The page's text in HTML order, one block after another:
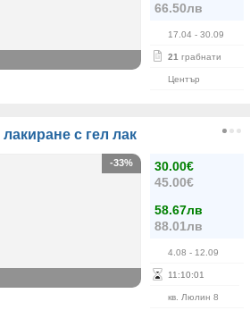
66.50лв
17.04 - 30.09
21 грабнати
Център
с гел лак
30.00€
45.00€
58.67лв
88.01лв
4.08 - 12.09
11 :10:00
кв. Люлин 8
-33%